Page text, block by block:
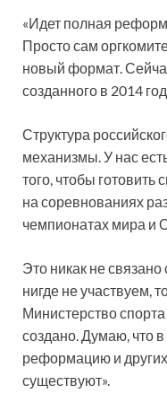
«Идет полная
Просто сам
новый формат.
созданного в 2014
Структура
механизмы. У нас
того, чтобы
на соревнованиях
чемпионатах мира и
Это никак не
нигде не участвуем,
Министерство спорта
создано. Думаю, что
реформацию и
существуют».